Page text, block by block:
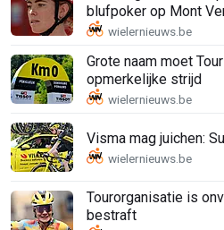
blufpoker op Mont
Grote naam moet
opmerkelijke strijd
Visma mag juichen:
Tourorganisatie is
bestraft